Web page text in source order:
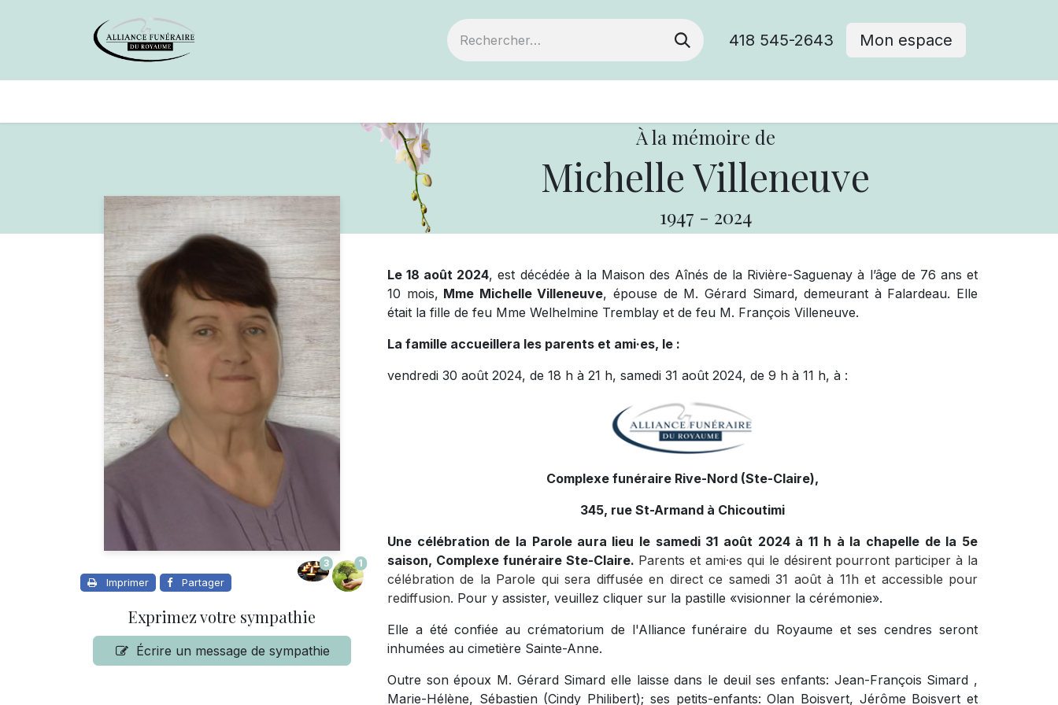
418 545-2643 Mon espace
À la mémoire de
Michelle Villeneuve
1947 - 2024
Imprimer Partager
3 1
Exprimez votre sympathie
Écrire un message de sympathie
Le 18 août 2024, est décédée à la Maison des Aînés de la Rivière-Saguenay à l’âge de 76 ans et
10 mois, Mme Michelle Villeneuve, épouse de M. Gérard Simard, demeurant à Falardeau. Elle
était la fille de feu Mme Welhelmine Tremblay et de feu M. François Villeneuve.
La famille accueillera les parents et ami·es, le :
vendredi 30 août 2024, de 18 h à 21 h, samedi 31 août 2024, de 9 h à 11 h, à :
Complexe funéraire Rive-Nord (Ste-Claire),
345, rue St-Armand à Chicoutimi
Une célébration de la Parole aura lieu le samedi 31 août 2024 à 11 h à la chapelle de la 5e
saison, Complexe funéraire Ste-Claire. Parents et ami·es qui le désirent pourront participer à la
célébration de la Parole qui sera diffusée en direct ce samedi 31 août à 11h et accessible pour
rediffusion. Pour y assister, veuillez cliquer sur la pastille «visionner la cérémonie».
Elle a été confiée au crématorium de l'Alliance funéraire du Royaume et ses cendres seront
inhumées au cimetière Sainte-Anne.
Outre son époux M. Gérard Simard elle laisse dans le deuil ses enfants: Jean-François Simard ,
Marie-Hélène, Sébastien (Cindy Philibert); ses petits-enfants: Olan Boisvert, Jérôme Boisvert et